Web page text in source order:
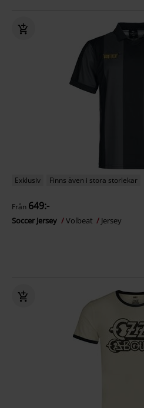
Exklusiv Finns även i stora storlekar
Från 649:-
Soccer Jersey Volbeat Jersey